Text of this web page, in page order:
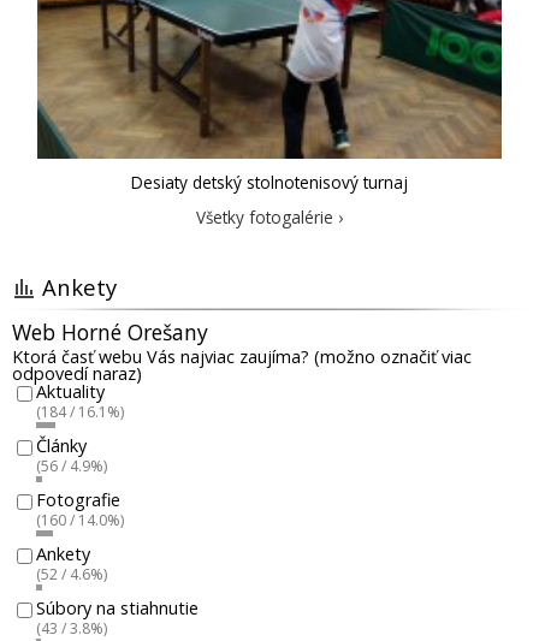
Desiaty detský stolnotenisový turnaj
Všetky fotogalérie ›
Ankety
Web Horné Orešany
Ktorá časť webu Vás najviac zaujíma? (možno označiť viac
odpovedí naraz)
Aktuality
(184 / 16.1%)
Články
(56 / 4.9%)
Fotografie
(160 / 14.0%)
Ankety
(52 / 4.6%)
Súbory na stiahnutie
(43 / 3.8%)